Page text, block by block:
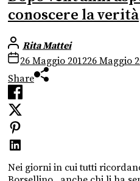
conoscere la verità
Rita Mattei
26 Maggio 201226 Maggio
Share
Nei giorni in cui tutti